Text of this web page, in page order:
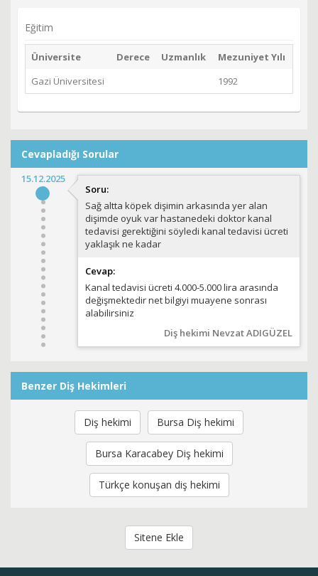
Eğitim
Üniversite Derece Uzmanlık
Mezuniyet Yılı
Gazi Üniversitesi
1992
Cevapladığı Sorular
15.12.2025
Soru:
Sağ altta köpek dişimin arkasında yer alan
dişimde oyuk var hastanedeki doktor kanal
tedavisi gerektiğini söyledi kanal tedavisi ücreti
yaklaşık ne kadar
Cevap:
Kanal tedavisi ücreti 4.000-5.000 lira arasında
değişmektedir net bilgiyi muayene sonrası
alabilirsiniz
Diş hekimi Nevzat ADIGÜZEL
Benzer Diş Hekimleri
Diş hekimi Bursa Diş hekimi
Bursa Karacabey Diş hekimi
Türkçe konuşan diş hekimi
Sitene Ekle